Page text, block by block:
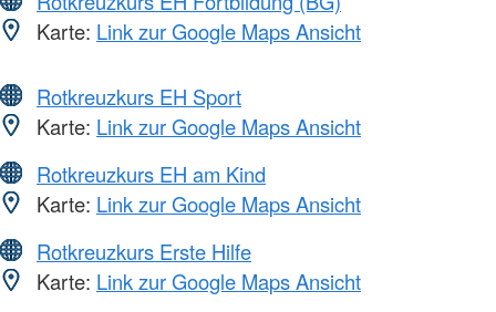
Karte: Link zur Google Maps Ansicht
Rotkreuzkurs EH Sport
Karte: Link zur Google Maps Ansicht
Rotkreuzkurs EH am Kind
Karte: Link zur Google Maps Ansicht
Rotkreuzkurs Erste Hilfe
Karte: Link zur Google Maps Ansicht